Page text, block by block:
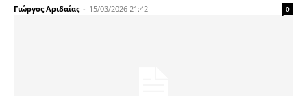
Γιώργος Αριδαίας - 15/03/2026 21:42 0